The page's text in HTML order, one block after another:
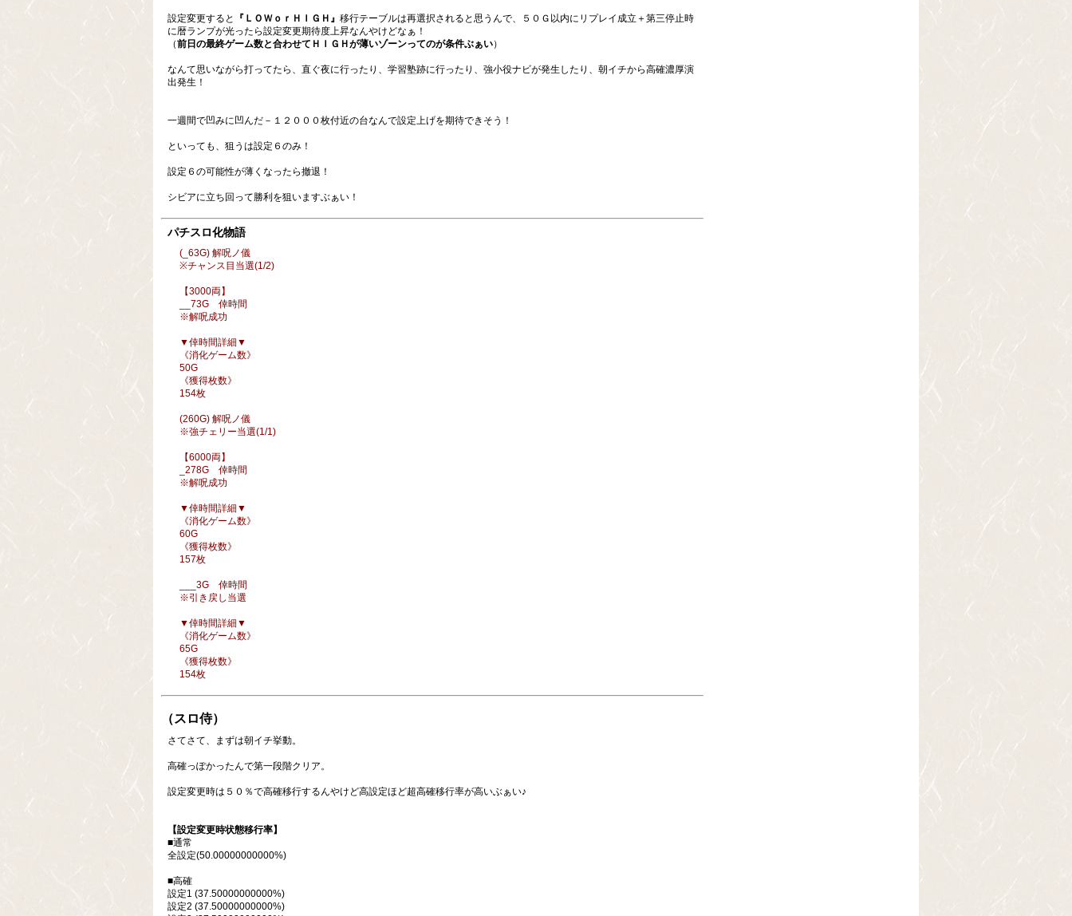
設定変更すると 『ＬＯＷｏｒＨＩＧＨ』 移行テーブルは再選択されると思うんで、５０Ｇ以内にリプレイ成立＋第三停止時
に暦ランプが光ったら設定変更期待度上昇なんやけどなぁ！
（前日の最終ゲーム数と合わせてＨＩＧＨが薄いゾーンってのが条件ぶぁい）
なんて思いながら打ってたら、直ぐ夜に行ったり、学習塾跡に行ったり、強小役ナビが発生したり、朝イチから高確濃厚演
出発生！
一週間で凹みに凹んだ－１２０００枚付近の台なんで設定上げを期待できそう！
といっても、狙うは設定６のみ！
設定６の可能性が薄くなったら撤退！
シビアに立ち回って勝利を狙いますぶぁい！
パチスロ化物語
(_63G) 解呪ノ儀
※チャンス目当選(1/2)
【3000両】
__73G 倖時間
※解呪成功
▼倖時間詳細▼
《消化ゲーム数》
50G
《獲得枚数》
154枚
(260G) 解呪ノ儀
※強チェリー当選(1/1)
【6000両】
_278G 倖時間
※解呪成功
▼倖時間詳細▼
《消化ゲーム数》
60G
《獲得枚数》
157枚
___3G 倖時間
※引き戻し当選
▼倖時間詳細▼
《消化ゲーム数》
65G
《獲得枚数》
154枚
（スロ侍）
さてさて、まずは朝イチ挙動。
高確っぽかったんで第一段階クリア。
設定変更時は５０％で高確移行するんやけど高設定ほど超高確移行率が高いぶぁい♪
【設定変更時状態移行率】
■通常
全設定(50.00000000000%)
■高確
設定1 (37.50000000000%)
設定2 (37.50000000000%)